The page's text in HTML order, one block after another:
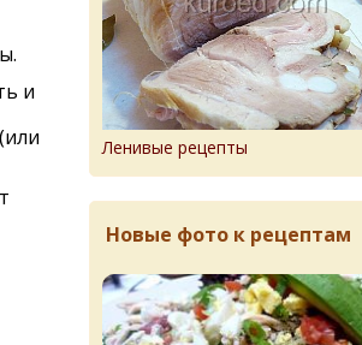
и
Ленивые рецепты
Новые фото к рецептам